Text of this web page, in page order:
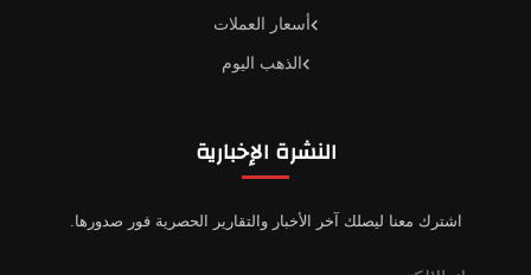
أسعار العملات
الذهب اليوم
النشرة الإخبارية
اشترك معنا ليصلك آخر الأخبار والتقارير الحصرية فور صدورها.